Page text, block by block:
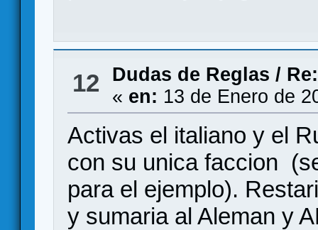
12 Dudas de Reglas /
« en: 13 de Enero de
Activas el italiano y el
con su unica faccion
para el ejemplo).
y sumaria al Aleman y